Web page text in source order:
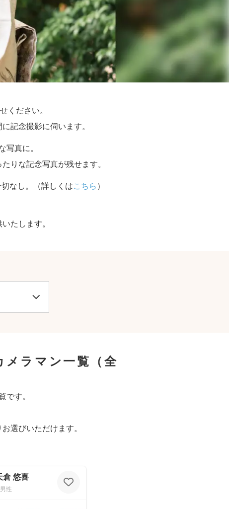
ください。
記念撮影に伺います。
真に。
りな記念写真が残せます。
なし。（詳しくはこちら ）
たします。
メラマン一覧
（全
す。
選びいただけます。
悠喜
男性